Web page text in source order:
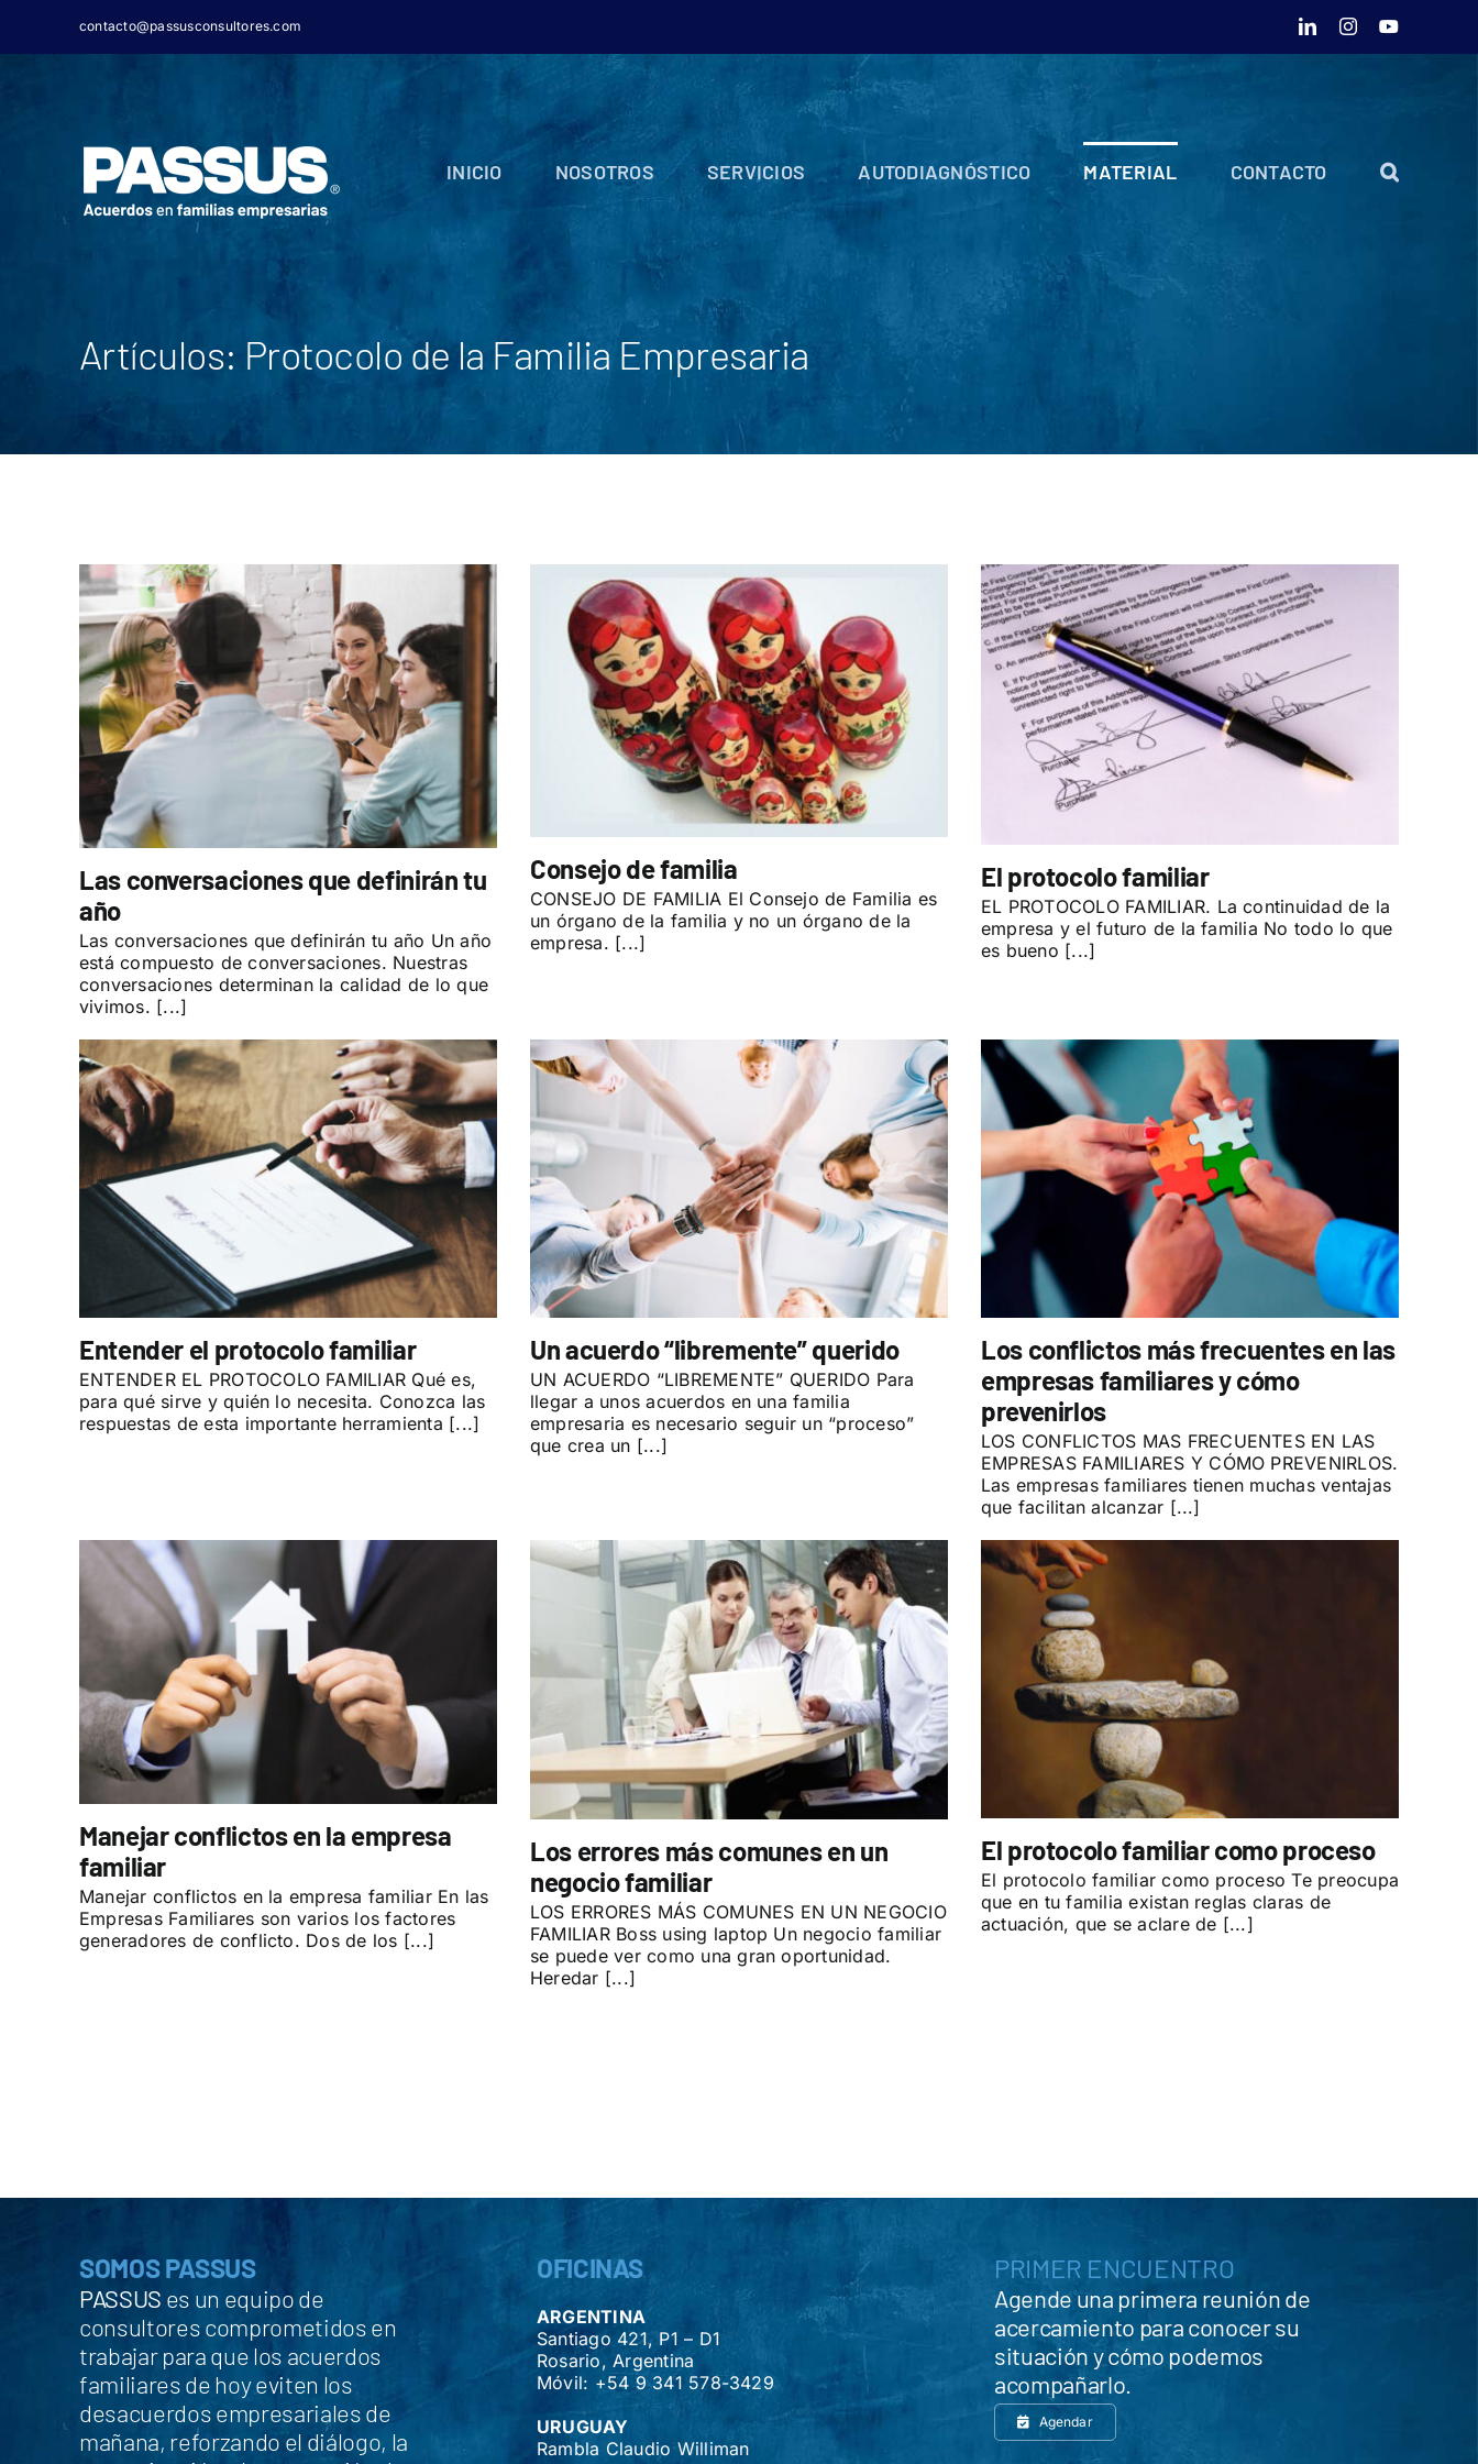
content
contacto@passusconsultores.com LinkedInInstagramYouTube
INICIO NOSOTROS SERVICIOS AUTODIAGNÓSTICO MATERIAL CONTACTO
Artículos: Protocolo de la Familia Empresaria
Las conversaciones que definirán tu
año
Las conversaciones que definirán tu año Un año
está compuesto de conversaciones. Nuestras
conversaciones determinan la calidad de lo que
vivimos. [...]
Consejo de familia
CONSEJO DE FAMILIA El Consejo de Familia es
un órgano de la familia y no un órgano de la
empresa. [...]
El protocolo familiar
EL PROTOCOLO FAMILIAR. La continuidad de la
empresa y el futuro de la familia No todo lo que
es bueno [...]
Entender el protocolo familiar
ENTENDER EL PROTOCOLO FAMILIAR Qué es,
para qué sirve y quién lo necesita. Conozca las
respuestas de esta importante herramienta [...]
Un acuerdo “libremente” querido
UN ACUERDO “LIBREMENTE” QUERIDO Para
llegar a unos acuerdos en una familia
empresaria es necesario seguir un “proceso”
que crea un [...]
Los conflictos más frecuentes en las
empresas familiares y cómo
prevenirlos
LOS CONFLICTOS MAS FRECUENTES EN LAS
EMPRESAS FAMILIARES Y CÓMO PREVENIRLOS.
Las empresas familiares tienen muchas ventajas
que facilitan alcanzar [...]
Manejar conflictos en la empresa
familiar
Manejar conflictos en la empresa familiar En las
Empresas Familiares son varios los factores
generadores de conflicto. Dos de los [...]
Los errores más comunes en un
negocio familiar
LOS ERRORES MÁS COMUNES EN UN NEGOCIO
FAMILIAR Boss using laptop Un negocio familiar
se puede ver como una gran oportunidad.
Heredar [...]
El protocolo familiar como proceso
El protocolo familiar como proceso Te preocupa
que en tu familia existan reglas claras de
actuación, que se aclare de [...]
SOMOS PASSUS
PASSUS es un equipo de
consultores comprometidos en
trabajar para que los acuerdos
familiares de hoy eviten los
desacuerdos empresariales de
mañana, reforzando el diálogo, la
OFICINAS
ARGENTINA
Santiago 421, P1 – D1
Rosario, Argentina
Móvil: +54 9 341 578-3429
URUGUAY
Rambla Claudio Williman
PRIMER ENCUENTRO
Agende una primera reunión de
acercamiento para conocer su
situación y cómo podemos
acompañarlo.
Agendar